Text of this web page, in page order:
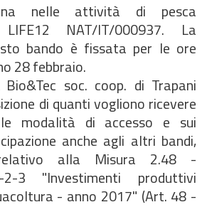
nelle attività di pesca
LIFE12 NAT/IT/000937. La
bando è fissata per le ore
28 febbraio.
soc. coop. di Trapani
di quanti vogliono ricevere
modalità di accesso e sui
anche agli altri bandi,
alla Misura 2.48 -
3 "Investimenti produttivi
- anno 2017" (Art. 48 -